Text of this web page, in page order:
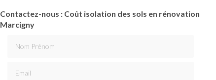
Contactez-nous : Coût isolation des sols en rénovation
Marcigny